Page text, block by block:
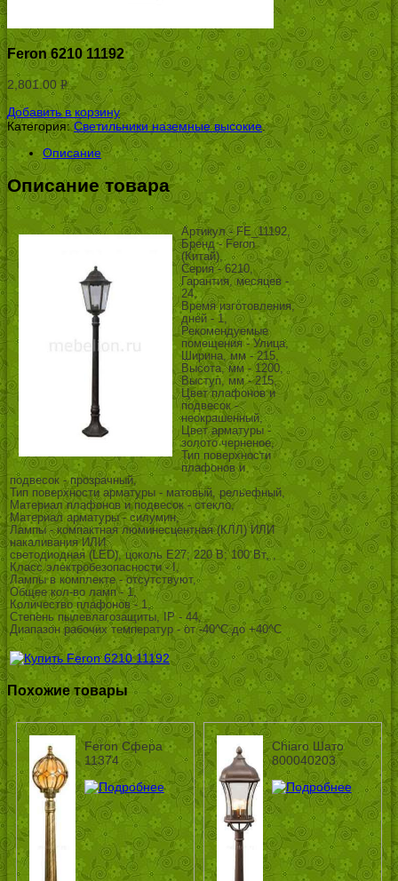
Feron 6210 11192
2,801.00 Р
УБ.
Добавить в корзину
Категория:Светильники наземные высокие.
Описание
Описание товара
Артикул - FE_11192,
Бренд - Feron
(Китай),
Серия - 6210,
Гарантия, месяцев -
24,
Время изготовления,
дней - 1,
Рекомендуемые
помещения - Улица,
Ширина, мм - 215,
Высота, мм - 1200,
Выступ, мм - 215,
Цвет плафонов и
подвесок -
неокрашенный,
Цвет арматуры -
золото черненое,
Тип поверхности
плафонов и
подвесок - прозрачный,
Тип поверхности арматуры - матовый, рельефный,
Материал плафонов и подвесок - стекло,
Материал арматуры - силумин,
Лампы - компактная люминесцентная (КЛЛ) ИЛИ
накаливания ИЛИ
светодиодная (LED), цоколь E27; 220 В; 100 Вт, ,
Класс электробезопасности - I,
Лампы в комплекте - отсутствуют,
Общее кол-во ламп - 1,
Количество плафонов - 1,
Степень пылевлагозащиты, IP - 44,
Диапазон рабочих температур - от -40^C до +40^C
Похожие товары
Feron Сфера
11374
Chiaro Шато
800040203